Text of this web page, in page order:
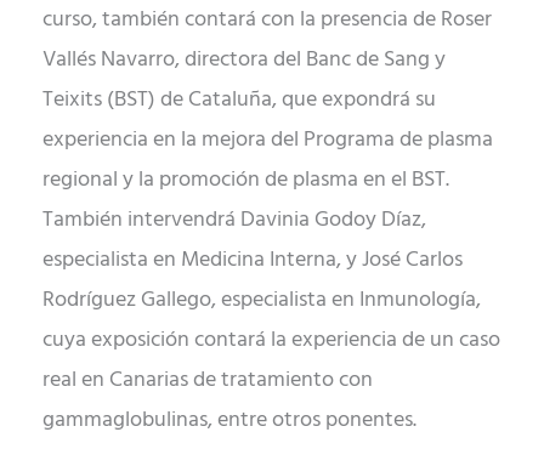
curso, también contará con la presencia de Roser
Vallés Navarro, directora del Banc de Sang y
Teixits (BST) de Cataluña, que expondrá su
experiencia en la mejora del Programa de plasma
regional y la promoción de plasma en el BST.
También intervendrá Davinia Godoy Díaz,
especialista en Medicina Interna, y José Carlos
Rodríguez Gallego, especialista en Inmunología,
cuya exposición contará la experiencia de un caso
real en Canarias de tratamiento con
gammaglobulinas, entre otros ponentes.